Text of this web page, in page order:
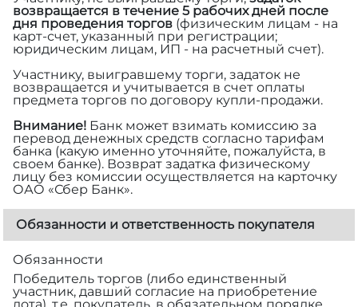
возвращается в течение 5 рабочих дней после
дня проведения торгов (физическим лицам - на
карт-счет, указанный при регистрации;
юридическим лицам, ИП - на расчетный счет).
Участнику, выигравшему торги, задаток не
возвращается и учитывается в счет оплаты
предмета торгов по договору купли-продажи.
Внимание! Банк может взимать комиссию за
перевод денежных средств согласно тарифам
банка (какую именно уточняйте, пожалуйста, в
своем банке). Возврат задатка физическому
лицу без комиссии осуществляется на карточку
ОАО «Сбер Банк».
Обязанности и ответственность покупателя
Обязанности
Победитель торгов (либо единственный
участник, давший согласие на приобретение
лота), т.е. покупатель, в обязательном порядке